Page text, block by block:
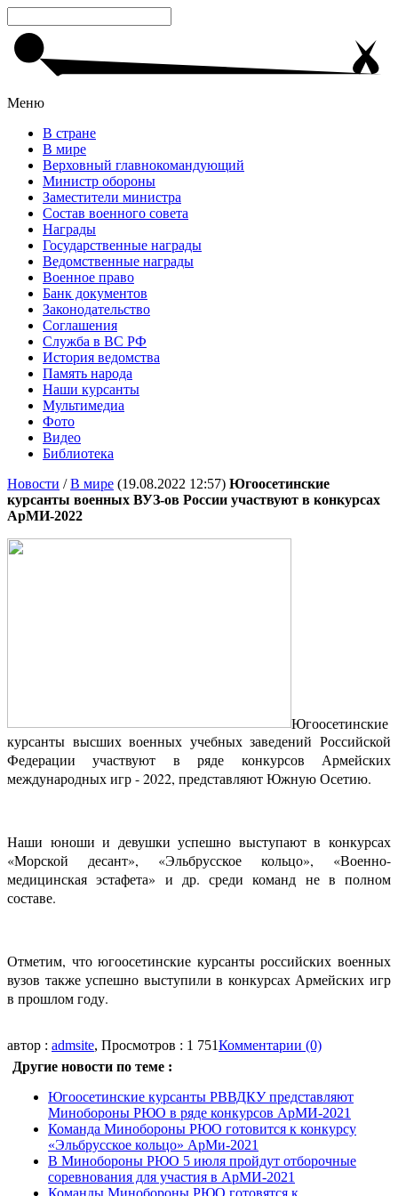
Меню
В стране
В мире
Верховный главнокомандующий
Министр обороны
Заместители министра
Состав военного совета
Награды
Государственные награды
Ведомственные награды
Военное право
Банк документов
Законодательство
Соглашения
Служба в ВС РФ
История ведомства
Память народа
Наши курсанты
Мультимедиа
Фото
Видео
Библиотека
Новости /В мире (19.08.2022 12:57) Югоосетинские
курсанты военных ВУЗ-ов России участвуют в конкурсах
АрМИ-2022
Югоосетинские
курсанты высших военных учебных заведений Российской
Федерации участвуют в ряде конкурсов Армейских
международных игр - 2022, представляют Южную Осетию.
Наши юноши и девушки успешно выступают в конкурсах
«Морской десант», «Эльбрусское кольцо», «Военно-
медицинская эстафета» и др. среди команд не в полном
составе.
Отметим, что югоосетинские курсанты российских военных
вузов также успешно выступили в конкурсах Армейских игр
в прошлом году.
автор : admsite, Просмотров : 1 751Комментарии (0)
Другие новости по теме :
Югоосетинские курсанты РВВДКУ представляют
Минобороны РЮО в ряде конкурсов АрМИ-2021
Команда Минобороны РЮО готовится к конкурсу
«Эльбрусское кольцо» АрМи-2021
В Минобороны РЮО 5 июля пройдут отборочные
соревнования для участия в АрМИ-2021